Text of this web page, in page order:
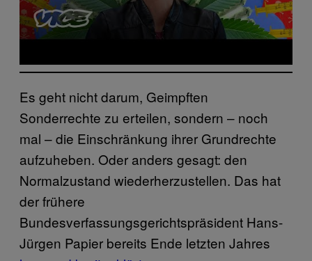
Es geht nicht darum, Geimpften
Sonderrechte zu erteilen, sondern – noch
mal – die Einschränkung ihrer Grundrechte
aufzuheben. Oder anders gesagt: den
Normalzustand wiederherzustellen. Das hat
der frühere
Bundesverfassungsgerichtspräsident Hans-
Jürgen Papier bereits Ende letzten Jahres